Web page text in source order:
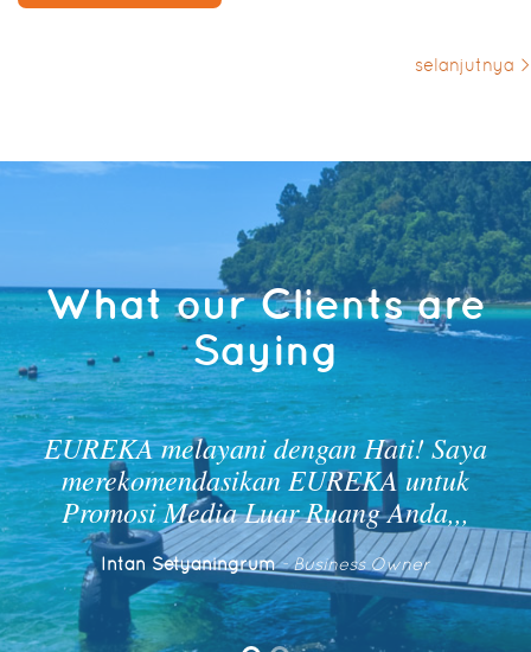
selanjutnya >
What our Clients are
Saying
Saya
untuk
EUREKA membantu
mempromosikan produk saya.
Pelayanan EUREKA luar biasa!
kasih EUREKA
Ahmad Muarif - Pengusaha